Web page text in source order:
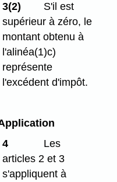
3(2)
S'il est
supérieur à zéro, le
montant obtenu à
l'alinéa(1)c)
représente
l'excédent d'impôt.
4
Les
articles 2 et 3
s'appliquent à